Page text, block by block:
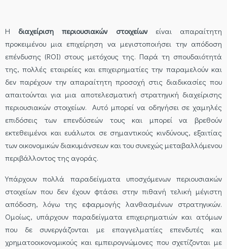
Η διαχείριση περιουσιακών στοιχείωνείναι απαραίτητη
προκειμένου μια επιχείρηση να μεγιστοποιήσει την απόδοση
επένδυσης (ROI) στους μετόχους της. Παρά τη σπουδαιότητά
της, πολλές εταιρείες και επιχειρηματίες την παραμελούν και
δεν παρέχουν την απαραίτητη προσοχή στις διαδικασίες που
απαιτούνται για μια αποτελεσματική στρατηγική διαχείρισης
περιουσιακών στοιχείων. Αυτό μπορεί να οδηγήσει σε χαμηλές
επιδόσεις των επενδύσεών τους και μπορεί να βρεθούν
εκτεθειμένοι και ευάλωτοι σε σημαντικούς κινδύνους, εξαιτίας
των οικονομικών διακυμάνσεων και του συνεχώς μεταβαλλόμενου
περιβάλλοντος της αγοράς.
Υπάρχουν πολλά παραδείγματα υποσχόμενων περιουσιακών
στοιχείων που δεν έχουν φτάσει στην πιθανή τελική μέγιστη
απόδοση, λόγω της εφαρμογής λανθασμένων στρατηγικών.
Ομοίως, υπάρχουν παραδείγματα επιχειρηματιών και ατόμων
που δε συνεργάζονται με επαγγελματίες επενδυτές και
χρηματοοικονομικούς και εμπειρογνώμονες που σχετίζονται με